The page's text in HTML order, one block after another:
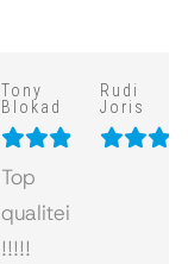
Tony
Blokad
Top
qualiteit
!!!!!
Rudi
Joris